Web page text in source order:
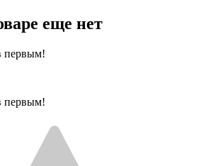
еще нет
первым!
первым!